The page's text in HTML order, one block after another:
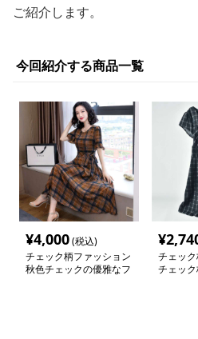
ご紹介します。
今回紹介する商品一覧
¥4,000(税込)
チェック柄ファッション
秋色チェックの優雅なフ
¥
チェッ
チェッ